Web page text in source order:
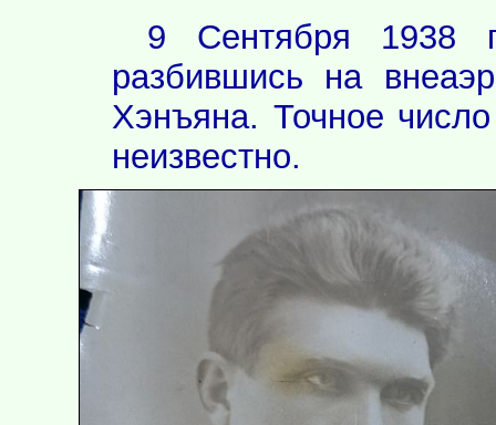
9 Сентября 1938
разбившись на
Хэнъяна. Точное
неизвестно.